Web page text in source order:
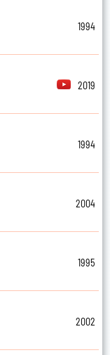
1994
2019
1994
2004
1995
2002